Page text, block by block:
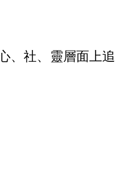
、社、靈層面上追